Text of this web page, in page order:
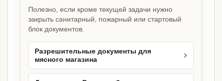
Полезно, если кроме текущей задачи нужно
закрыть санитарный, пожарный или стартовый
блок документов.
Разрешительные документы для
мясного магазина